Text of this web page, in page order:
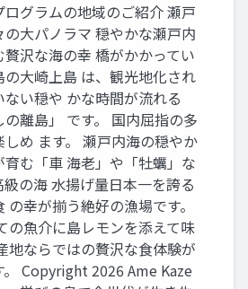
ログラムの地域のご紹介 瀬⼾
の⼤パノラマ 穏やかな瀬⼾内
贅沢な海の幸 橋がかかってい
の⼤崎上島 は、観光地化され
ない穏や かな時間が流れる
の離島」 です。 国内屈指の多
しめ ます。 瀬⼾内海の穏やか
育む「⾞ 海⽼」や「牡蠣」な
級の海 ⽔揚げ量⽇本⼀を誇る
の幸が揃う絶好の漁場です。
の⿂介に島レモンを添えて味
地ならではの贅沢な⾷体験が
。 Copyright 2026 Ame Kaze